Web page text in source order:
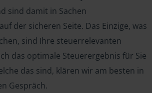
sind damit in Sachen
der sicheren Seite. Das Einzige, was
sind Ihre steuerrelevanten
das optimale Steuerergebnis für Sie
das sind, klären wir am besten in
Gespräch.